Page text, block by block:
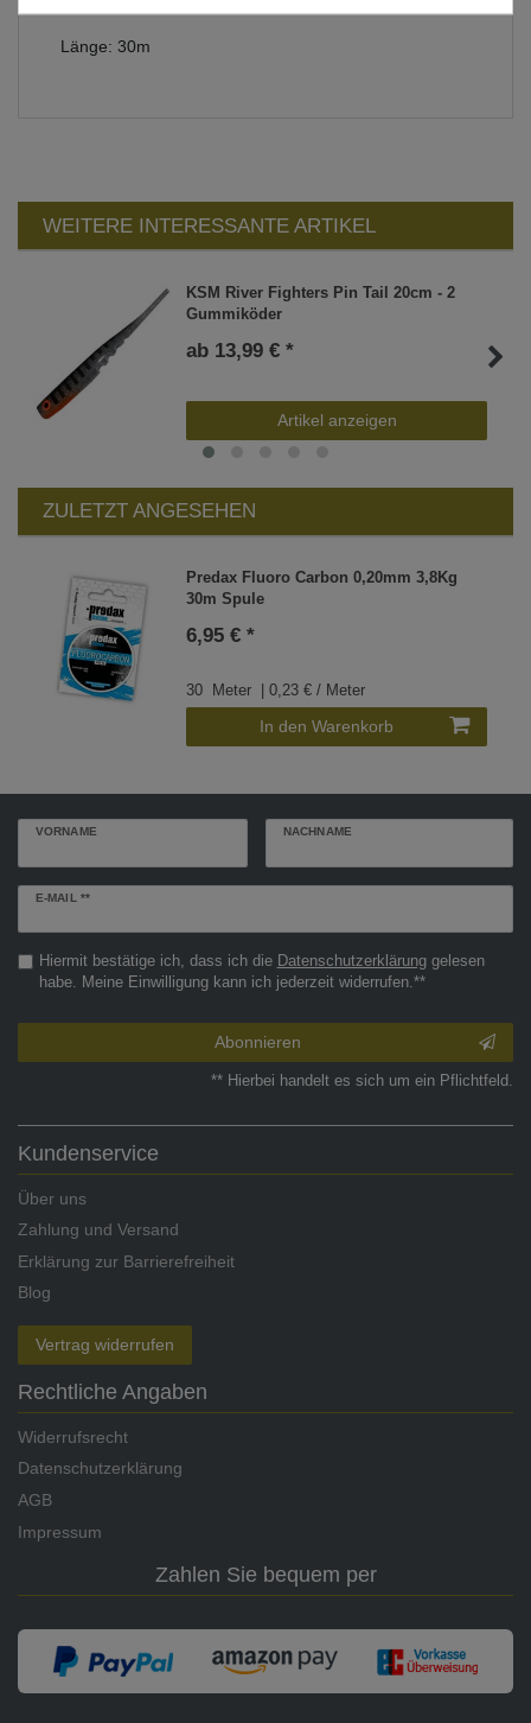
Länge: 30m
WEITERE INTERESSANTE ARTIKEL
KSM River Fighters Pin Tail 20cm - 2
Gummiköder
ab 13,99 € *
Artikel anzeigen
ZULETZT ANGESEHEN
Predax Fluoro Carbon 0,20mm 3,8Kg
30m Spule
6,95 € *
30 Meter | 0,23 € / Meter
In den Warenkorb
VORNAME NACHNAME
E-MAIL **
Newsletter
Hiermit bestätige ich, dass ich die Daten­schutz­erklärunggelesen
habe. Meine Einwilligung kann ich jederzeit widerrufen.**
Abonnieren
** Hierbei handelt es sich um ein Pflichtfeld.
Kundenservice
Über uns
Zahlung und Versand
Erklärung zur Barrierefreiheit
Blog
Vertrag widerrufen
Rechtliche Angaben
Widerrufsrecht
Datenschutzerklärung
AGB
Impressum
Zahlen Sie bequem per